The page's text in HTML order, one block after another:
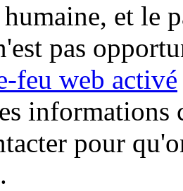
et le
pas
feu web activé
informations
pour